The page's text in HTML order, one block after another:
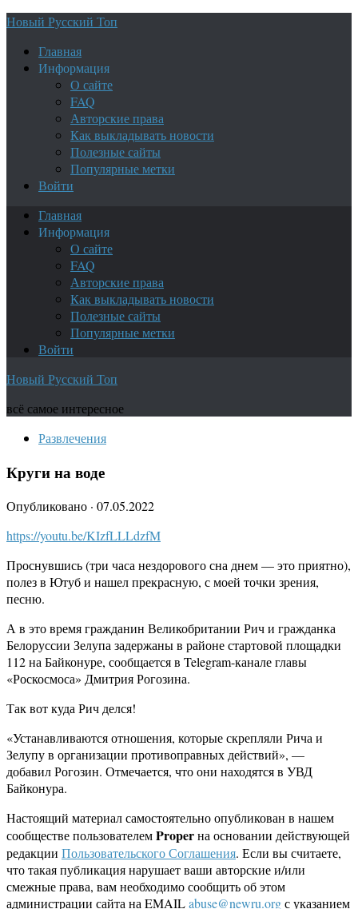
Новый Русский Топ
Главная
Информация
О сайте
FAQ
Авторские права
Как выкладывать новости
Полезные сайты
Популярные метки
Войти
Главная
Информация
О сайте
FAQ
Авторские права
Как выкладывать новости
Полезные сайты
Популярные метки
Войти
Новый Русский Топ
всё самое интересное
Развлечения
Круги на воде
Опубликовано · 07.05.2022
https://youtu.be/KIzfLLLdzfM
Проснувшись (три часа нездорового сна днем — это приятно),
полез в Ютуб и нашел прекрасную, с моей точки зрения,
песню.
А в это время гражданин Великобритании Рич и гражданка
Белоруссии Зелупа задержаны в районе стартовой площадки
112 на Байконуре, сообщается в Telegram-канале главы
«Роскосмоса» Дмитрия Рогозина.
Так вот куда Рич делся!
«Устанавливаются отношения, которые скрепляли Рича и
Зелупу в организации противоправных действий», —
добавил Рогозин. Отмечается, что они находятся в УВД
Байконура.
Настоящий материал самостоятельно опубликован в нашем
сообществе пользователемProperна основании действующей
редакции Пользовательского Соглашения. Если вы считаете,
что такая публикация нарушает ваши авторские и/или
смежные права, вам необходимо сообщить об этом
администрации сайта на EMAILabuse@newru.orgс указанием